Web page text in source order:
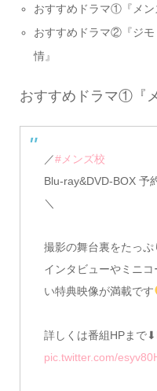
おすすめドラマ①『メン
おすすめドラマ②『ジモ
情』
おすすめドラマ①『
／#メンズ校
Blu-ray&DVD-BOX 予
＼
撮影の舞台裏をたっぷ
インタビューやミニ
い特典映像が満載です
詳しくは番組HPまで⬇
pic.twitter.com/